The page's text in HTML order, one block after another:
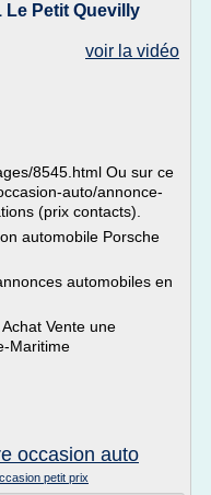
Le Petit Quevilly
voir la vidéo
8545.html Ou sur ce
auto/annonce-
(prix contacts).
automobile Porsche
automobiles en
Vente une
Maritime
occasion auto
petit prix